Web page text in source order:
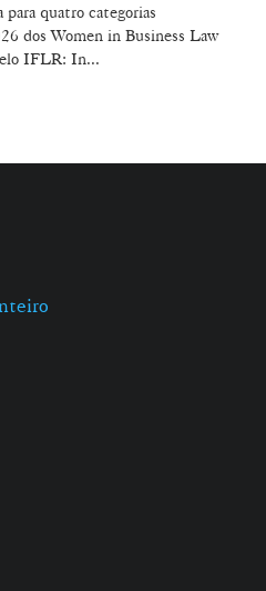
quatro categorias
dos Women in Business Law
IFLR: In...